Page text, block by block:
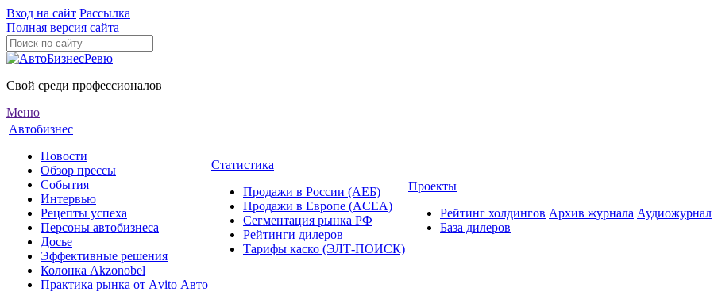
Вход на сайт Рассылка
Полная версия сайта
Свой среди профессионалов
Меню
Автобизнес
Новости
Обзор прессы
События
Интервью
Рецепты успеха
Персоны автобизнеса
Досье
Эффективные решения
Колонка Akzonobel
Практика рынка от Аvito Авто
Статистика
Продажи в России (АЕБ)
Продажи в Европе (ACEA)
Сегментация рынка РФ
Рейтинги дилеров
Тарифы каско (ЭЛТ-ПОИСК)
Проекты
Рейтинг холдингов
База дилеров
Архив журнала Аудиожурнал